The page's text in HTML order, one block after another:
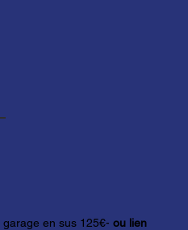
en sus 125€- ou lien